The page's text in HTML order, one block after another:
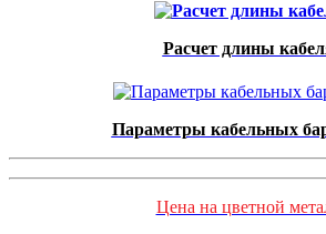
Расчет длины
Параметры кабельных
Цена на цветной